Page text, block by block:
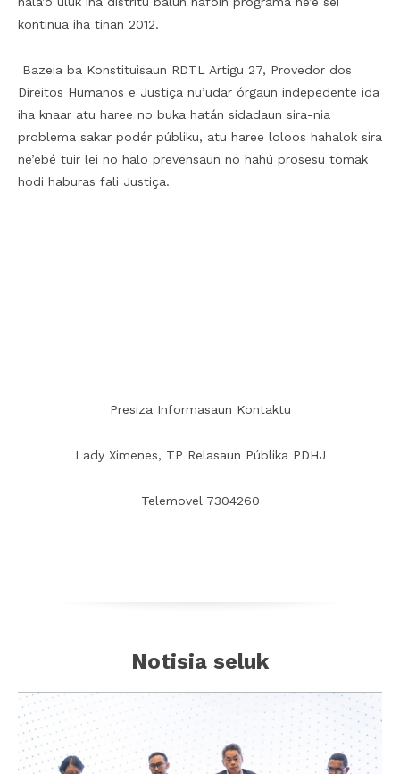
kontinua iha tinan 2012.
Bazeia ba Konstituisaun RDTL Artigu 27, Provedor dos
Direitos Humanos e Justiça nu’udar órgaun indepedente ida
iha knaar atu haree no buka hatán sidadaun sira-nia
problema sakar podér públiku, atu haree loloos hahalok sira
ne’ebé tuir lei no halo prevensaun no hahú prosesu tomak
hodi haburas fali Justiça.
Presiza Informasaun Kontaktu
Lady Ximenes, TP Relasaun Públika PDHJ
Telemovel 7304260
Notisia seluk